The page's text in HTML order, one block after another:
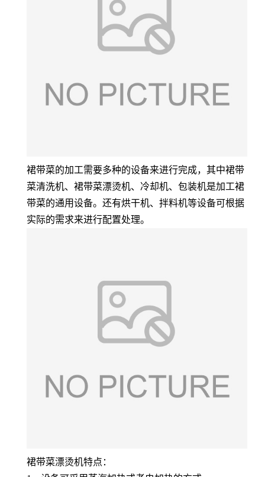
裙带菜的加工需要多种的设备来进行完成，其中裙带
菜清洗机、裙带菜漂烫机、冷却机、包装机是加工裙
带菜的通用设备。还有烘干机、拌料机等设备可根据
实际的需求来进行配置处理。
裙带菜漂烫机特点：